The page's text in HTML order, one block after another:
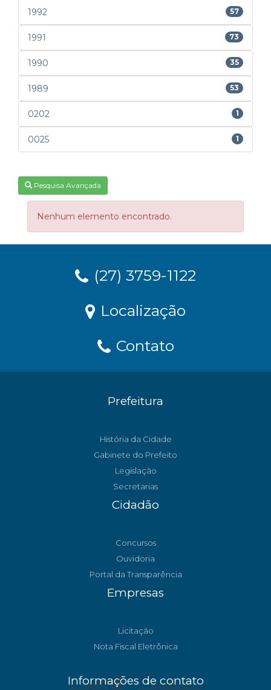
1992 57
1991 73
1990 35
1989 53
0202 1
0025 1
Pesquisa Avançada
Nenhum elemento encontrado.
(27) 3759-1122
Localização
Contato
Prefeitura
História da Cidade
Gabinete do Prefeito
Legislação
Secretarias
Cidadão
Concursos
Ouvidoria
Portal da Transparência
Empresas
Licitação
Nota Fiscal Eletrônica
Informações de contato